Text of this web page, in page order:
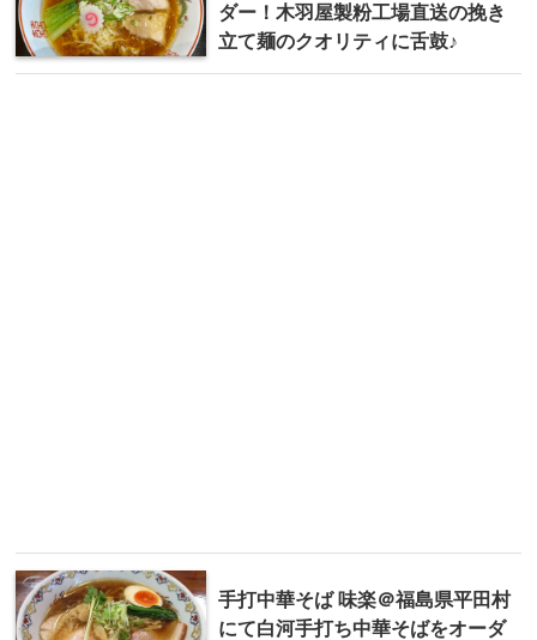
ダー！木羽屋製粉工場直送の挽き
立て麺のクオリティに舌鼓♪
手打中華そば 味楽＠福島県平田村
にて白河手打ち中華そばをオーダ